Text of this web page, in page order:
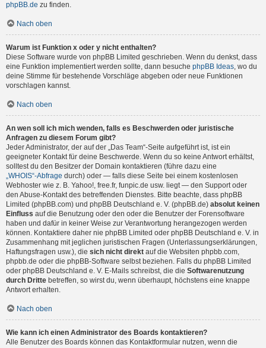
phpBB.de zu finden.
Nach oben
Warum ist Funktion x oder y nicht enthalten?
Diese Software wurde von phpBB Limited geschrieben. Wenn du denkst, dass
eine Funktion implementiert werden sollte, dann besuche phpBB Ideas, wo du
deine Stimme für bestehende Vorschläge abgeben oder neue Funktionen
vorschlagen kannst.
Nach oben
An wen soll ich mich wenden, falls es Beschwerden oder juristische
Anfragen zu diesem Forum gibt?
Jeder Administrator, der auf der „Das Team“-Seite aufgeführt ist, ist ein
geeigneter Kontakt für deine Beschwerde. Wenn du so keine Antwort erhältst,
solltest du den Besitzer der Domain kontaktieren (führe dazu eine
„WHOIS“-Abfrage durch) oder — falls diese Seite bei einem kostenlosen
Webhoster wie z. B. Yahoo!, free.fr, funpic.de usw. liegt — den Support oder
den Abuse-Kontakt des betreffenden Dienstes. Bitte beachte, dass phpBB
Limited (phpBB.com) und phpBB Deutschland e. V. (phpBB.de) absolut keinen
Einfluss auf die Benutzung oder den oder die Benutzer der Forensoftware
haben und dafür in keiner Weise zur Verantwortung herangezogen werden
können. Kontaktiere daher nie phpBB Limited oder phpBB Deutschland e. V. in
Zusammenhang mit jeglichen juristischen Fragen (Unterlassungserklärungen,
Haftungsfragen usw.), die sich nicht direkt auf die Websiten phpbb.com,
phpbb.de oder die phpBB-Software selbst beziehen. Falls du phpBB Limited
oder phpBB Deutschland e. V. E-Mails schreibst, die die Softwarenutzung
durch Dritte betreffen, so wirst du, wenn überhaupt, höchstens eine knappe
Antwort erhalten.
Nach oben
Wie kann ich einen Administrator des Boards kontaktieren?
Alle Benutzer des Boards können das Kontaktformular nutzen, wenn die